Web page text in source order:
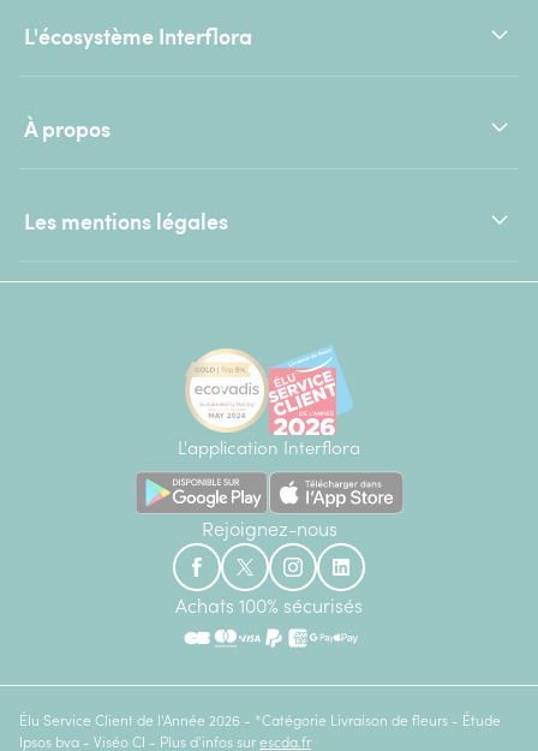
L'écosystème Interflora
À propos
Les mentions légales
L'application Interflora
Rejoignez-nous
Achats 100% sécurisés
Élu Service Client de l'Année 2026 - *Catégorie Livraison de fleurs - Étude
Ipsos bva - Viséo CI - Plus d'infos sur escda.fr